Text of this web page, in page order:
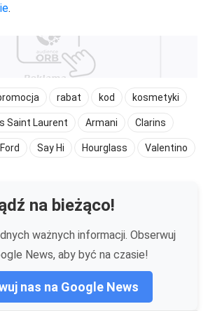
.
rabat kod kosmetyki
Saint Laurent Armani Clarins
Say Hi Hourglass Valentino
na bieżąco!
ważnych informacji. Obserwuj
News, aby być na czasie!
nas na Google News